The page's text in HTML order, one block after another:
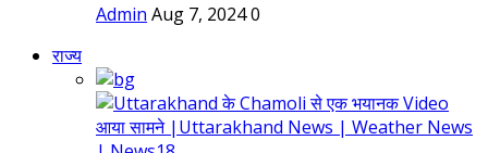
Admin Aug 7, 20240
राज्य